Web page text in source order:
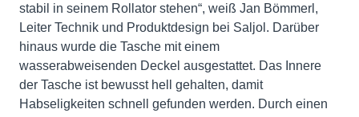
stabil in seinem Rollator stehen“, weiß Jan Bömmerl,
Leiter Technik und Produktdesign bei Saljol. Darüber
hinaus wurde die Tasche mit einem
wasserabweisenden Deckel ausgestattet. Das Innere
der Tasche ist bewusst hell gehalten, damit
Habseligkeiten schnell gefunden werden. Durch einen